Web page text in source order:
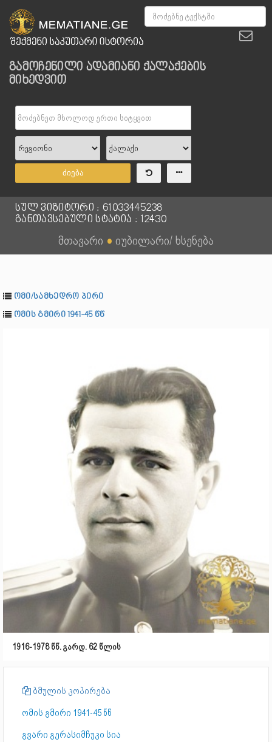
გამოჩენილი ადამიანი ქალაქების
მიხედვით
ძიება
სულ ვიზიტორი : 61033445238
განთავსებული სტატია : 12430
მთავარი ● იუბილარი/ ხსენება
ომი/სამხედრო პირი
ომის გმირი 1941-45 წწ
1916-1978 წწ. გარდ. 62 წლის
ბმულის კოპირება
ომის გმირი 1941-45 წწ
გვარი გერასიმჩუკი სია